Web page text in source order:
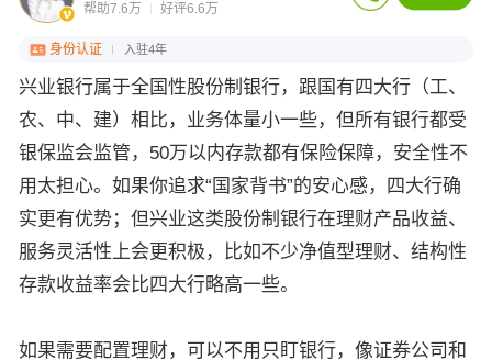
帮助7.6万 好评6.6万
身份认证 入驻4年
兴业银行属于全国性股份制银行，跟国有四大行（工、
农、中、建）相比，业务体量小一些，但所有银行都受
银保监会监管，50万以内存款都有保险保障，安全性不
用太担心。如果你追求“国家背书”的安心感，四大行确
实更有优势；但兴业这类股份制银行在理财产品收益、
服务灵活性上会更积极，比如不少净值型理财、结构性
存款收益率会比四大行略高一些。
如果需要配置理财，可以不用只盯银行，像证券公司和